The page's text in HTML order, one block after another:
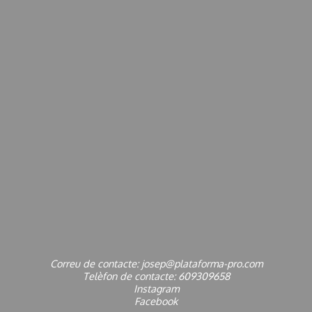
Correu de contacte:josep@plataforma-pro.com
Telèfon de contacte:609309658
Instagram
Facebook